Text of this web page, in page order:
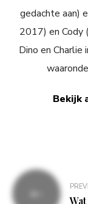
gedachte aan)
2017) en Cody
Dino en
Bekijk
Bericht
navigatie